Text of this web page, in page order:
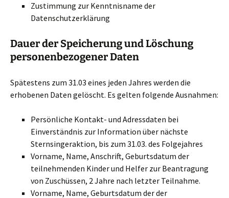
Zustimmung zur Kenntnisname der
Datenschutzerklärung
Dauer der Speicherung und Löschung
personenbezogener Daten
Spätestens zum 31.03 eines jeden Jahres werden die
erhobenen Daten gelöscht. Es gelten folgende Ausnahmen:
Persönliche Kontakt- und Adressdaten bei
Einverständnis zur Information über nächste
Sternsingeraktion, bis zum 31.03. des Folgejahres
Vorname, Name, Anschrift, Geburtsdatum der
teilnehmenden Kinder und Helfer zur Beantragung
von Zuschüssen, 2 Jahre nach letzter Teilnahme.
Vorname, Name, Geburtsdatum der der